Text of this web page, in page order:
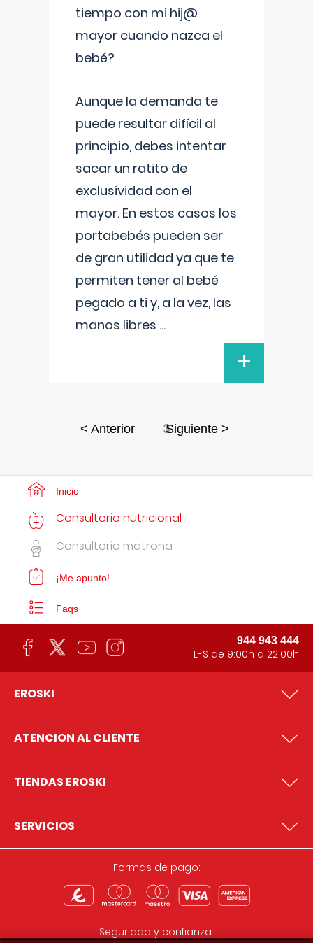
tiempo con mi hij@
mayor cuando nazca el
bebé?
Aunque la demanda te
puede resultar difícil al
principio, debes intentar
sacar un ratito de
exclusividad con el
mayor. En estos casos los
portabebés pueden ser
de gran utilidad ya que te
permiten tener al bebé
pegado a ti y, a la vez, las
manos libres ...
+
< Anterior 3Siguiente >
Inicio
Consultorio nutricional
Consultorio matrona
¡Me apunto!
Faqs
944 943 444
L-S de 9:00h a 22:00h
EROSKI
ATENCION AL CLIENTE
TIENDAS EROSKI
SERVICIOS
Formas de pago:
Seguridad y confianza: